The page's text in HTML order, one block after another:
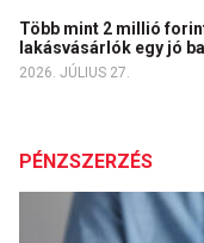
Több mint 2 millió
lakásvásárlók egy jó
2026. JÚLIUS 27.
PÉNZSZERZÉS